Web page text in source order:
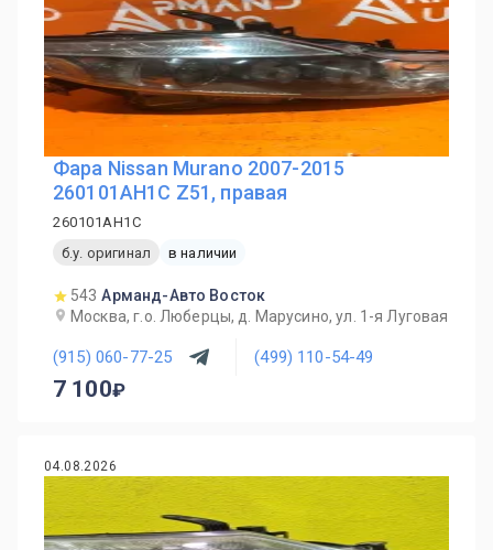
Фара Nissan Murano 2007-2015
260101AH1C Z51, правая
260101AH1C
б.у. оригинал
в наличии
543 Арманд-Авто Восток
Москва, г.о. Люберцы, д. Марусино, ул. 1-я Луговая
(915) 060-77-25 (499) 110-54-49
7 100
04.08.2026